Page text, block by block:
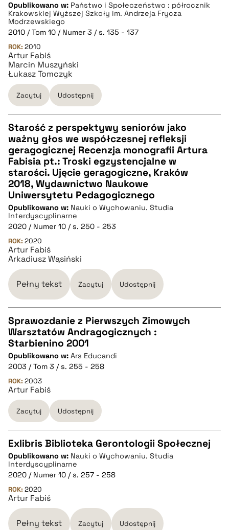
pobierz cytat
BIBTEX
pobierz cytat
Opublikowano w: Państwo i Społeczeństwo : półrocznik
Krakowskiej Wyższej Szkoły im. Andrzeja Frycza
Modrzewskiego
2010 / Tom 10 / Numer 3 / s. 135 - 137
ROK: 2010
Artur Fabiś
Marcin Muszyński
Łukasz Tomczyk
Zacytuj Udostępnij
CZYSTY TEKST
pobierz cytat
BIBTEX
pobierz cytat
Starość z perspektywy seniorów jako
ważny głos we współczesnej refleksji
geragogicznej Recenzja monografii Artura
Fabisia pt.: Troski egzystencjalne w
starości. Ujęcie geragogiczne, Kraków
2018, Wydawnictwo Naukowe
Uniwersytetu Pedagogicznego
Opublikowano w: Nauki o Wychowaniu. Studia
Interdyscyplinarne
2020 / Numer 10 / s. 250 - 253
ROK: 2020
Artur Fabiś
Arkadiusz Wąsiński
Pełny tekst Zacytuj Udostępnij
CZYSTY TEKST
pobierz cytat
BIBTEX
pobierz cytat
Sprawozdanie z Pierwszych Zimowych
Warsztatów Andragogicznych :
Starbienino 2001
Opublikowano w: Ars Educandi
2003 / Tom 3 / s. 255 - 258
ROK: 2003
Artur Fabiś
Zacytuj Udostępnij
CZYSTY TEKST
pobierz cytat
BIBTEX
Exlibris Biblioteka Gerontologii Społecznej
Opublikowano w: Nauki o Wychowaniu. Studia
Interdyscyplinarne
2020 / Numer 10 / s. 257 - 258
ROK: 2020
Artur Fabiś
Pełny tekst Zacytuj Udostępnij